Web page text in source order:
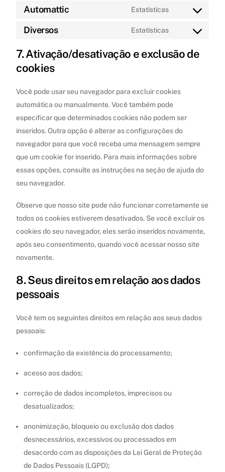
linkedin
whatsapp
Automattic Estatísticas
Consent
automattic
Diversos Estatísticas
Consent
to
7. Ativação/desativação e exclusão de
cookies
Você pode usar seu navegador para excluir cookies
automática ou manualmente. Você também pode
especificar que determinados cookies não podem ser
inseridos. Outra opção é alterar as configurações do
navegador para que você receba uma mensagem sempre
que um cookie for inserido. Para mais informações sobre
essas opções, consulte as instruções na seção de ajuda do
seu navegador.
Observe que nosso site pode não funcionar corretamente se
todos os cookies estiverem desativados. Se você excluir os
cookies do seu navegador, eles serão inseridos novamente,
após seu consentimento, quando você acessar nosso site
novamente.
8. Seus direitos em relação aos dados
pessoais
Você tem os seguintes direitos em relação aos seus dados
pessoais:
confirmação da existência do processamento;
acesso aos dados;
correção de dados incompletos, imprecisos ou
desatualizados;
anonimização, bloqueio ou exclusão dos dados
desnecessários, excessivos ou processados em
desacordo com as disposições da Lei Geral de Proteção
de Dados Pessoais (LGPD);